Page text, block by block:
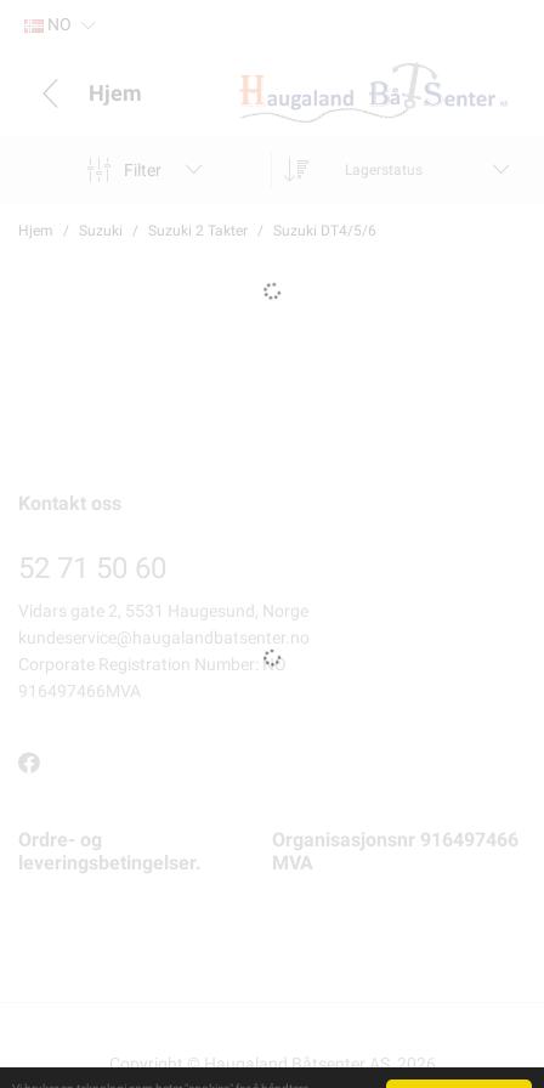
NO
Hjem
Filter Lagerstatus
Hjem Suzuki Suzuki 2 Takter Suzuki DT4/5/6
Kontakt oss
52 71 50 60
Vidars gate 2, 5531 Haugesund, Norge
kundeservice@haugalandbatsenter.no
Corporate Registration Number: NO
916497466MVA
Ordre- og
leveringsbetingelser.
Organisasjonsnr 916497466
MVA
Copyright © Haugaland Båtsenter AS, 2026